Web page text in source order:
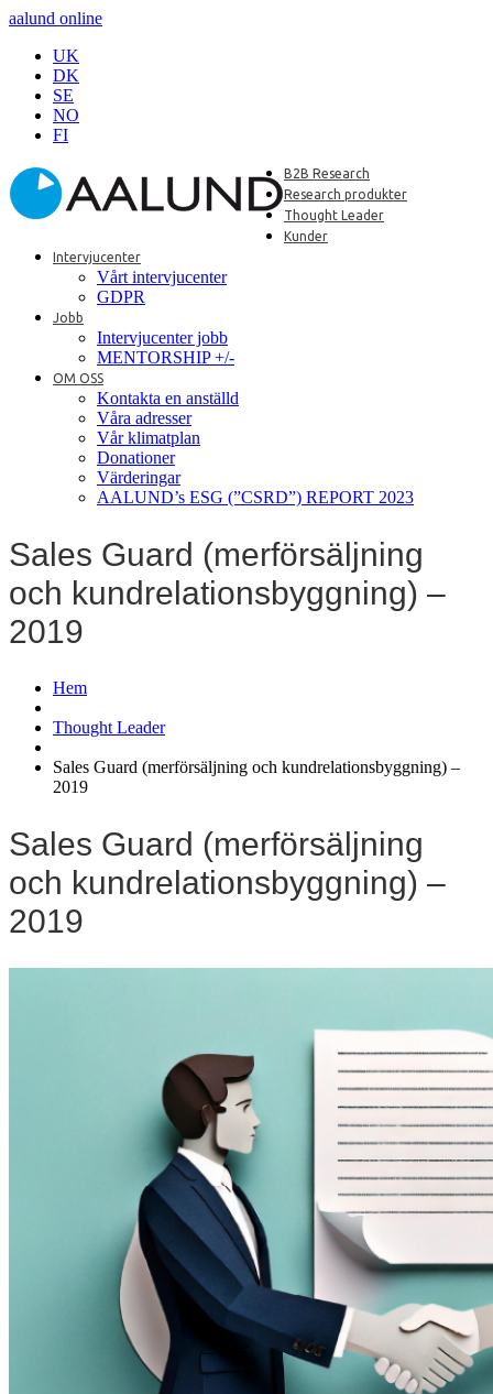
aalund online
UK
DK
SE
NO
FI
B2B Research
Research produkter
Thought Leader
Kunder
Intervjucenter
Vårt intervjucenter
GDPR
Jobb
Intervjucenter jobb
MENTORSHIP +/-
OM OSS
Kontakta en anställd
Våra adresser
Vår klimatplan
Donationer
Värderingar
AALUND’s ESG (”CSRD”) REPORT 2023
Sales Guard (merförsäljning
och kundrelationsbyggning) –
2019
Hem
Thought Leader
Sales Guard (merförsäljning och kundrelationsbyggning) –
2019
Sales Guard (merförsäljning
och kundrelationsbyggning) –
2019